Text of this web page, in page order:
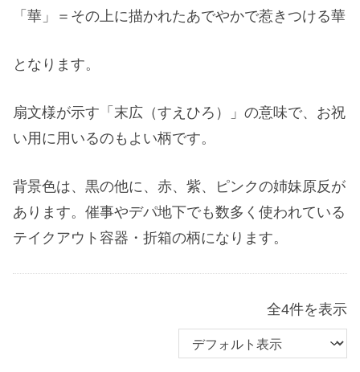
「華」＝その上に描かれたあでやかで惹きつける華
となります。
扇文様が示す「末広（すえひろ）」の意味で、お祝
い用に用いるのもよい柄です。
背景色は、黒の他に、赤、紫、ピンクの姉妹原反が
あります。催事やデパ地下でも数多く使われている
テイクアウト容器・折箱の柄になります。
全4件を表示